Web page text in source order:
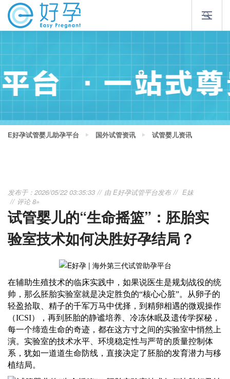
E好孕试管婴儿助孕平台 国外试管资讯 试管婴儿资讯
发布于：2026/05/22 03:35:33 由E好孕试管平台发布
E妹
评论 8»
试管婴儿的“生命摇篮”：胚胎实
验室技术如何决胜好孕结局？
在辅助生殖技术的临床实践中，如果说医生是规划战役的统
帅，那么胚胎实验室就是决定胜负的“核心心脏”。从卵子的
轻盈拾取、精子的千军万马中优择，到精卵相遇的微观操作
（ICSI），再到胚胎的静谧培养、冷冻休眠及遗传学探秘，
每一个缔造生命的奇迹，都在这方寸之间的实验室中悄然上
演。实验室的技术水平、环境稳定性与严苛的质量控制体
系，犹如一道道生命防线，直接决定了胚胎的发育潜力与移
植结局。